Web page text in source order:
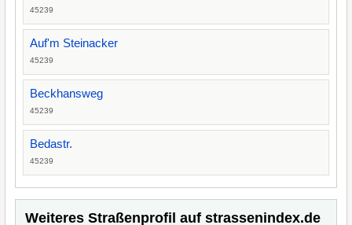
45239
Auf'm Steinacker
45239
Beckhansweg
45239
Bedastr.
45239
Weiteres Straßenprofil auf strassenindex.de